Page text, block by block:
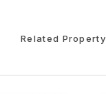
Related Property